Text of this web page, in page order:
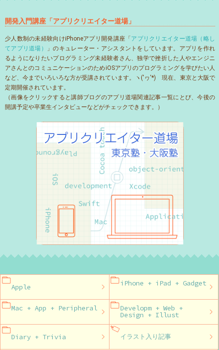
開発入門講座「アプリクリエイター道場」
少人数制の未経験向けiPhoneアプリ開発講座「 アプリクリエイター道場（略し
てアプリ道場）
」のキュレーター・アシスタントをしています。アプリを作れ
るようになりたいプログラミング未経験者さん、独学で挫折した人やエンジニ
アさんとのコミュニケーションのためiOSアプリのプログラミングを学びたい人
など、今までいろいろな方が受講されています。ヽ('ヮ'*)ゝ現在、東京と大阪で
定期開催されています。
（画像をクリックすると講師ブログのアプリ道場関連記事一覧にとび、今後の
開講予定や卒業生インタビューなどがチェックできます。）
Apple iPhone + iPad + Gadget
Mac + App + Peripheral Developm + Web +
Design + Illust
Diary + Trivia イラスト入り記事